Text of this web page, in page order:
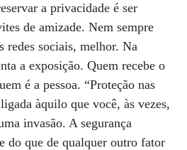
a privacidade é ser
de amizade. Nem sempre
redes sociais, melhor. Na
a exposição. Quem recebe o
é a pessoa. “Proteção nas
àquilo que você, às vezes,
invasão. A segurança
do que de qualquer outro fator